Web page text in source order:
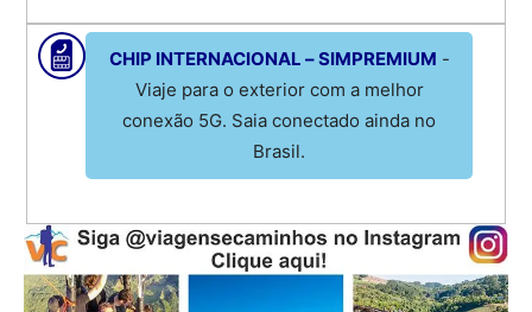
CHIP INTERNACIONAL – SIMPREMIUM -
Viaje para o exterior com a melhor
conexão 5G. Saia conectado ainda no
Brasil.